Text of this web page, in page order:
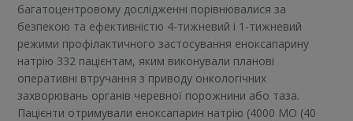
багатоцентровому дослідженні порівнювалися за
безпекою та ефективністю 4-тижневий і 1-тижневий
режими профілактичного застосування еноксапарину
натрію 332 пацієнтам, яким виконували планові
оперативні втручання з приводу онкологічних
захворювань органів черевної порожнини або таза.
Пацієнти отримували еноксапарин натрію (4000 МО (40